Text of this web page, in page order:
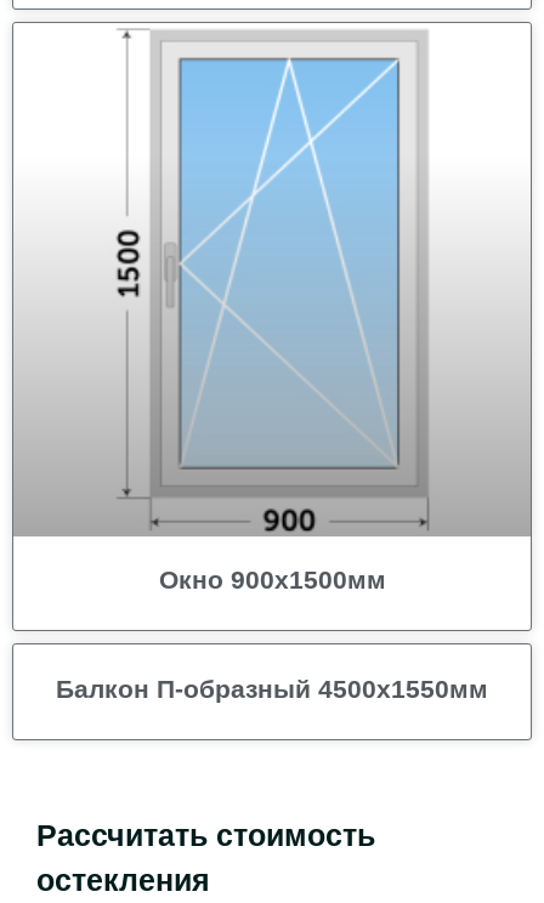
Окно 900х1500мм
Балкон П-образный 4500х1550мм
Рассчитать стоимость
остекления